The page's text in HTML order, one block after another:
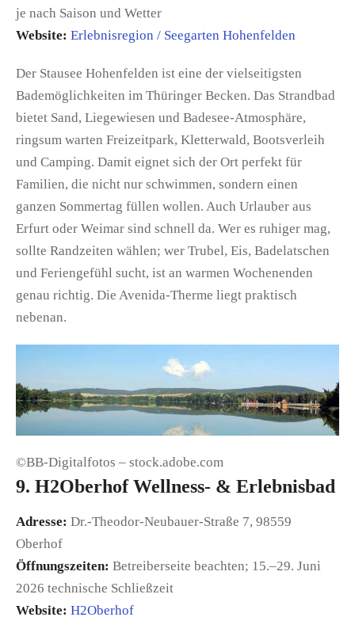
je nach Saison und Wetter
Website: Erlebnisregion / Seegarten Hohenfelden
Der Stausee Hohenfelden ist eine der vielseitigsten
Bademöglichkeiten im Thüringer Becken. Das Strandbad
bietet Sand, Liegewiesen und Badesee-Atmosphäre,
ringsum warten Freizeitpark, Kletterwald, Bootsverleih
und Camping. Damit eignet sich der Ort perfekt für
Familien, die nicht nur schwimmen, sondern einen
ganzen Sommertag füllen wollen. Auch Urlauber aus
Erfurt oder Weimar sind schnell da. Wer es ruhiger mag,
sollte Randzeiten wählen; wer Trubel, Eis, Badelatschen
und Feriengefühl sucht, ist an warmen Wochenenden
genau richtig. Die Avenida-Therme liegt praktisch
nebenan.
©BB-Digitalfotos – stock.adobe.com
9. H2Oberhof Wellness- & Erlebnisbad
Adresse: Dr.-Theodor-Neubauer-Straße 7, 98559
Oberhof
Öffnungszeiten: Betreiberseite beachten; 15.–29. Juni
2026 technische Schließzeit
Website: H2Oberhof